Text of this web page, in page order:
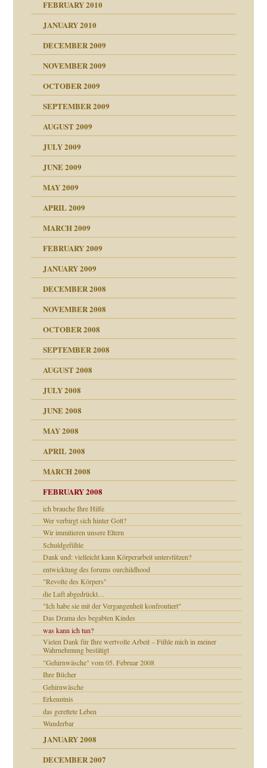
FEBRUARY 2010
JANUARY 2010
DECEMBER 2009
NOVEMBER 2009
OCTOBER 2009
SEPTEMBER 2009
AUGUST 2009
JULY 2009
JUNE 2009
MAY 2009
APRIL 2009
MARCH 2009
FEBRUARY 2009
JANUARY 2009
DECEMBER 2008
NOVEMBER 2008
OCTOBER 2008
SEPTEMBER 2008
AUGUST 2008
JULY 2008
Juni 2008
JUNE 2008
und Staat
MAY 2008
APRIL 2008
MARCH 2008
FEBRUARY 2008
ich brauche Ihre Hilfe
Wer verbirgt sich hinter Gott?
Wir immitieren unsere Eltern
Schuldgefühle
Dank und: vielleicht kann Körperarbeit unterstützen?
entwicklung des forums ourchildhood
"Revolte des Körpers"
die Luft abgedrückt…
"Ich habe sie mit der Vergangenheit konfrontiert"
Das Drama des begabten Kindes
was kann ich tun?
Vielen Dank für Ihre wertvolle Arbeit – Fühle mich in meiner
Wahrnehmung bestätigt
"Gehirnwäsche" vom 05. Februar 2008
Ihre Bücher
Gehirnwäsche
Erkenntnis
das gerettete Leben
Wunderbar
JANUARY 2008
DECEMBER 2007